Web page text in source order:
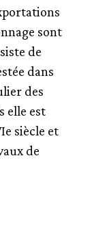
sont
de
dans
des
elle est
siècle et
de